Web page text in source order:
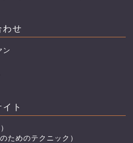
わせ
ン
イト
ためのテクニック）